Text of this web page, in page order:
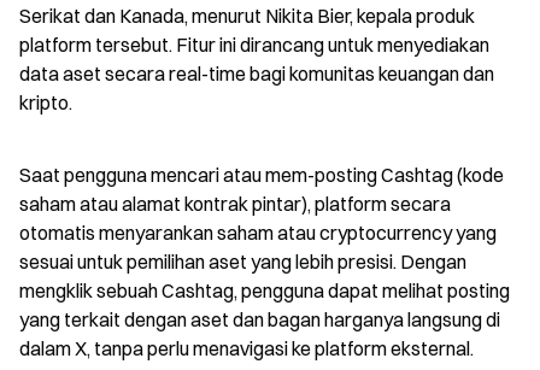
Serikat dan Kanada, menurut Nikita Bier, kepala produk
platform tersebut. Fitur ini dirancang untuk menyediakan
data aset secara real-time bagi komunitas keuangan dan
kripto.
Saat pengguna mencari atau mem-posting Cashtag (kode
saham atau alamat kontrak pintar), platform secara
otomatis menyarankan saham atau cryptocurrency yang
sesuai untuk pemilihan aset yang lebih presisi. Dengan
mengklik sebuah Cashtag, pengguna dapat melihat posting
yang terkait dengan aset dan bagan harganya langsung di
dalam X, tanpa perlu menavigasi ke platform eksternal.